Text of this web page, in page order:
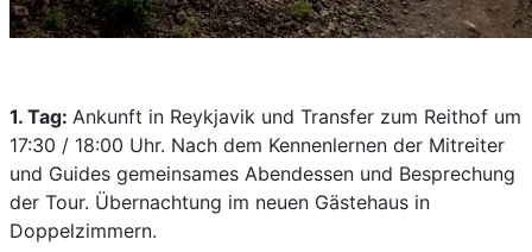
1. Tag: Ankunft in Reykjavik und Transfer zum Reithof um
17:30 / 18:00 Uhr. Nach dem Kennenlernen der Mitreiter
und Guides gemeinsames Abendessen und Besprechung
der Tour. Übernachtung im neuen Gästehaus in
Doppelzimmern.